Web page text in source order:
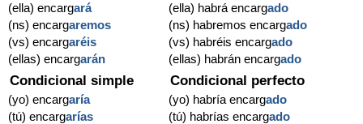
(ella) encargará
(ns) encargaremos
(vs) encargaréis
(ellas) encargarán
(ella) habrá encargado
(ns) habremos encargado
(vs) habréis encargado
(ellas) habrán encargado
Condicional simple
(yo) encargaría
(tú) encargarías
Condicional perfecto
(yo) habría encargado
(tú) habrías encargado